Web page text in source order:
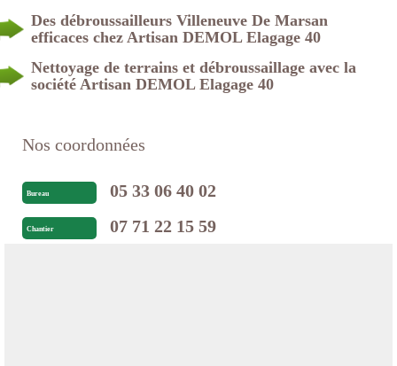
Des débroussailleurs Villeneuve De Marsan
efficaces chez Artisan DEMOL Elagage 40
Nettoyage de terrains et débroussaillage avec la
société Artisan DEMOL Elagage 40
Nos coordonnées
Bureau 05 33 06 40 02
Chantier 07 71 22 15 59